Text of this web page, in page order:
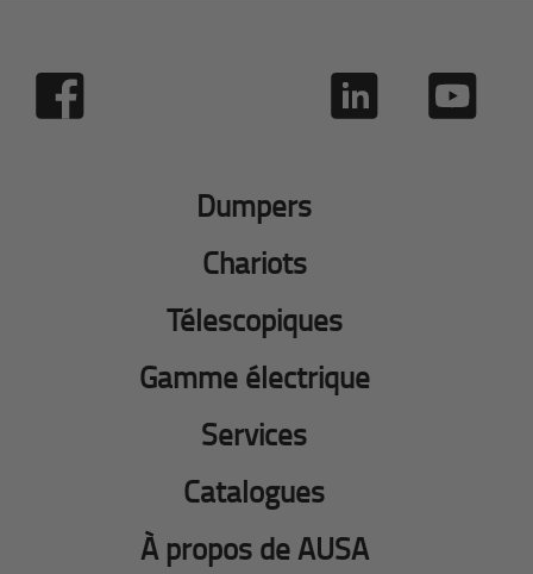
Dumpers
Chariots
Télescopiques
Gamme électrique
Services
Catalogues
À propos de AUSA